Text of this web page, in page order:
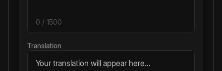
0 / 1500
Translation
Your translation will appear here...